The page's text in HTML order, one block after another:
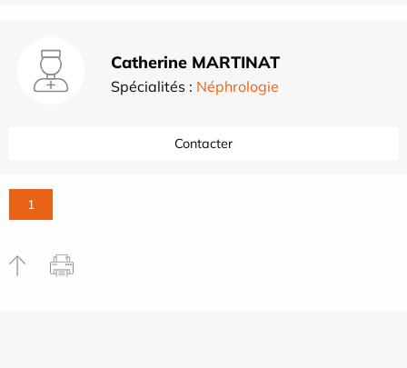
Catherine MARTINAT
Spécialités : Néphrologie
Contacter
1